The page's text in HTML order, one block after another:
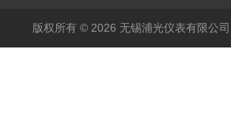
版权所有 © 2026 无锡浦光仪表有限公司